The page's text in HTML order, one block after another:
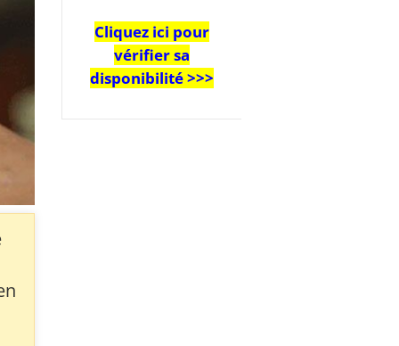
Cliquez ici pour
vérifier sa
disponibilité >>>